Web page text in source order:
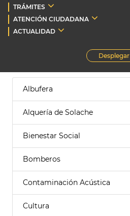
TRÁMITES
ATENCIÓN CIUDADANA
ACTUALIDAD
Desplegar
Albufera
Alquería de Solache
Bienestar Social
Bomberos
Contaminación Acústica
Cultura